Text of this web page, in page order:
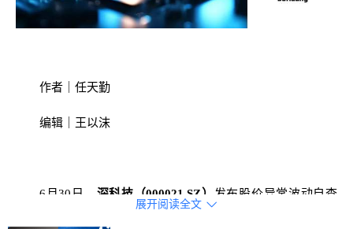
作者｜任天勤
编辑｜王以沫
6月30日， 深科技（000021.SZ） 发布股价异常波动自查
展开阅读全文 